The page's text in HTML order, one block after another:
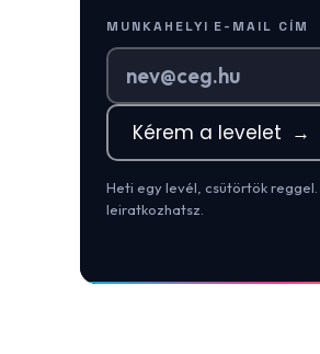
MUNKAHELYI E-MAIL CÍM
Kérem a levelet →
Heti egy levél, csütörtök
leiratkozhatsz.